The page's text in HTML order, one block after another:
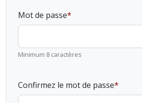
Mot de passe
Minimum 8 caractères
Confirmez le mot de passe